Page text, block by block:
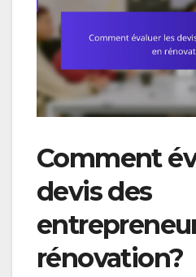
Comment
devis des
rénovation?